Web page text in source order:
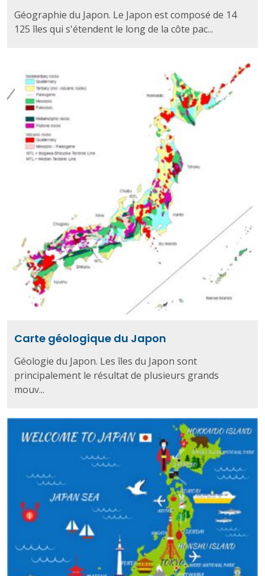
Géographie du Japon. Le Japon est composé de 14
125 îles qui s'étendent le long de la côte pac...
Carte géologique du Japon
Géologie du Japon. Les îles du Japon sont
principalement le résultat de plusieurs grands
mouv...